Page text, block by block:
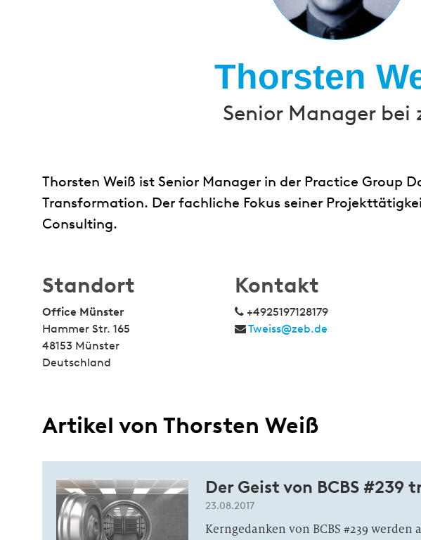
Thorsten
Senior Manager bei
Thorsten Weiß ist Senior Manager in der Practice Group
Transformation. Der fachliche Fokus seiner
Consulting.
Standort
Office Münster
Hammer Str. 165
48153 Münster
Deutschland
Kontakt
+4925197128179
Tweiss@zeb.de
Artikel von Thorsten Weiß
Der Geist von BCBS
23.08.2017
Kerngedanken von BCBS #239